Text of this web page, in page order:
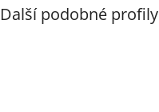
Další podobné profily